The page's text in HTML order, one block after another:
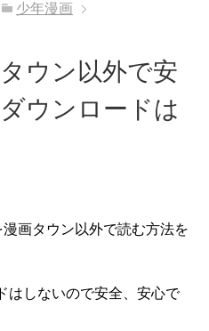
少年漫画
ウン以外で安
ウンロードは
漫画タウン以外で読む方法を
はしないので安全、安心で